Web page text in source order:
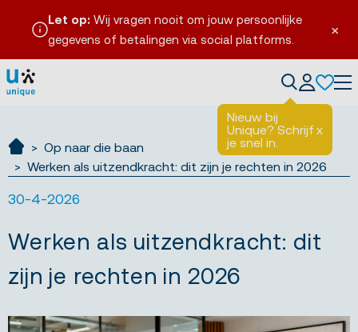
×
Let op: Wij vragen nooit om jouw persoonlijke
gegevens of betalingen via social platforms.
Nieuw bij
Unique? Schrijf
je snel in.
x
Ik zoek werk
Op naar die baan
Werken als uitzendkracht: dit zijn je rechten in 2026
30-4-2026
Werken als uitzendkracht: dit
zijn je rechten in 2026